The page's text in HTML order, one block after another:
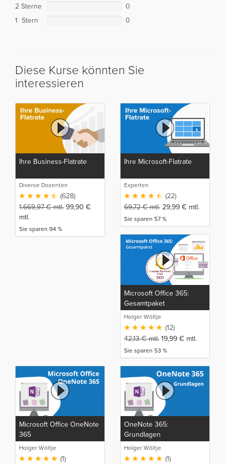
2 Sterne
0
1 Stern
0
Diese Kurse könnten Sie
interessieren
Ihre Business-Flatrate
Diverse Dozenten
(628)
1.669,97€mtl. 99,90 €
mtl.
Sie sparen 94 %
Ihre Microsoft-Flatrate
Experten
(22)
69,72€mtl. 29,99 € mtl.
Sie sparen 57 %
Microsoft Office 365:
Gesamtpaket
Holger Wöltje
(12)
42,13€mtl. 19,99 € mtl.
Sie sparen 53 %
Microsoft Office OneNote
365
Holger Wöltje
(1)
OneNote 365:
Grundlagen
Holger Wöltje
(1)